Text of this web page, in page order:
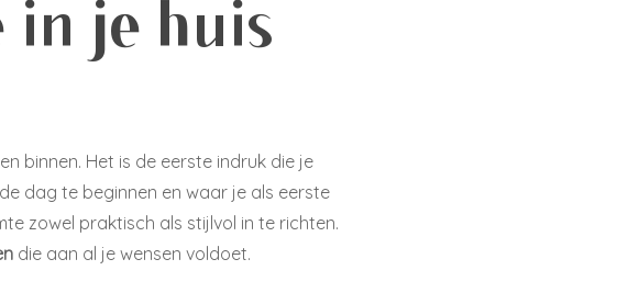
je huis
binnen. Het is de eerste indruk die je
dag te beginnen en waar je als eerste
zowel praktisch als stijlvol in te richten.
die aan al je wensen voldoet.